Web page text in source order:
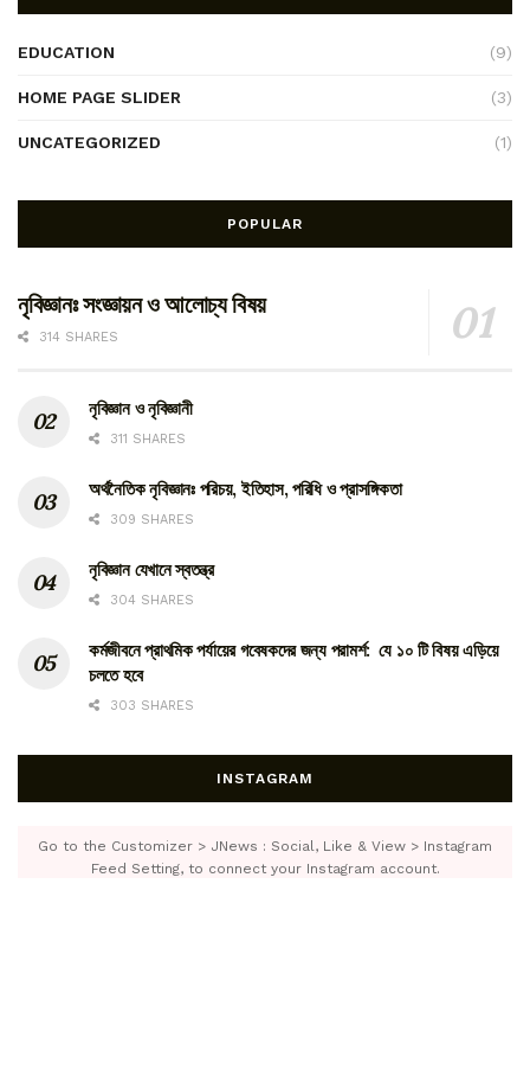
EDUCATION (9)
HOME PAGE SLIDER (3)
UNCATEGORIZED (1)
POPULAR
নৃবিজ্ঞানঃ সংজ্ঞায়ন ও আলোচ্য বিষয়
314 SHARES
নৃবিজ্ঞান ও নৃবিজ্ঞানী
311 SHARES
অর্থনৈতিক নৃবিজ্ঞানঃ পরিচয়, ইতিহাস, পরিধি ও প্রাসঙ্গিকতা
309 SHARES
নৃবিজ্ঞান যেখানে স্বতন্ত্র
304 SHARES
কর্মজীবনে প্রাথমিক পর্যায়ের গবেষকদের জন্য পরামর্শ: যে ১০ টি বিষয় এড়িয়ে
চলতে হবে
303 SHARES
INSTAGRAM
Go to the Customizer > JNews : Social, Like & View > Instagram
Feed Setting, to connect your Instagram account.